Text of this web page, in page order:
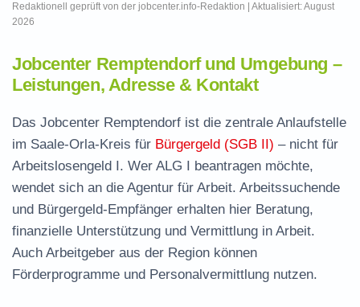
Redaktionell geprüft von der jobcenter.info-Redaktion | Aktualisiert: August
2026
Jobcenter Remptendorf und Umgebung –
Leistungen, Adresse & Kontakt
Das Jobcenter Remptendorf ist die zentrale Anlaufstelle
im Saale-Orla-Kreis für Bürgergeld (SGB II) – nicht für
Arbeitslosengeld I. Wer ALG I beantragen möchte,
wendet sich an die Agentur für Arbeit. Arbeitssuchende
und Bürgergeld-Empfänger erhalten hier Beratung,
finanzielle Unterstützung und Vermittlung in Arbeit.
Auch Arbeitgeber aus der Region können
Förderprogramme und Personalvermittlung nutzen.